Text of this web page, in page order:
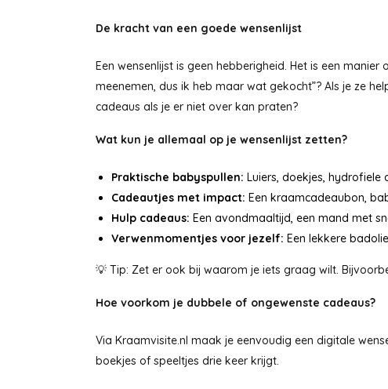
De kracht van een goede wensenlijst
Een wensenlijst is geen hebberigheid. Het is een
meenemen, dus ik heb maar wat gekocht”? Als je ze
cadeaus als je er niet over kan praten?
Wat kun je allemaal op je wensenlijst zetten?
Praktische babyspullen: Luiers, doekjes, hydrofiele
Cadeautjes met impact: Een kraamcadeaubon,
Hulp cadeaus: Een avondmaaltijd, een mand met
Verwenmomentjes voor jezelf: Een lekkere
💡 Tip: Zet er ook bij waarom je iets graag wilt.
Hoe voorkom je dubbele of ongewenste cadeaus?
Via Kraamvisite.nl maak je eenvoudig een digitale
boekjes of speeltjes drie keer krijgt.